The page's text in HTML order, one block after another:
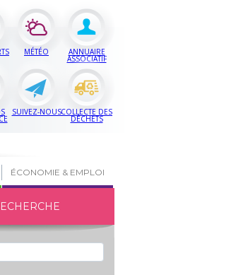
MÉTÉO ANNUAIRE
ASSOCIATIF
SUIVEZ-NOUSCOLLECTE DES
DÉCHETS
ÉCONOMIE & EMPLOI